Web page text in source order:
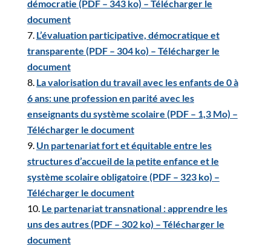
démocratie (PDF – 343 ko) – Télécharger le
document
L’évaluation participative, démocratique et
transparente (PDF – 304 ko) – Télécharger le
document
La valorisation du travail avec les enfants de 0 à
6 ans: une profession en parité avec les
enseignants du système scolaire (PDF – 1,3 Mo) –
Télécharger le document
Un partenariat fort et équitable entre les
structures d’accueil de la petite enfance et le
système scolaire obligatoire (PDF – 323 ko) –
Télécharger le document
Le partenariat transnational : apprendre les
uns des autres (PDF – 302 ko) – Télécharger le
document